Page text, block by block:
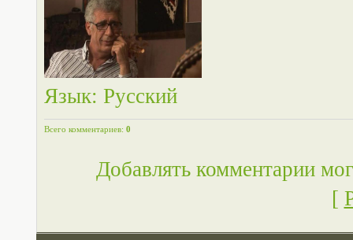
Язык: Русский
Всего комментариев: 0
Добавлять комментарии
[